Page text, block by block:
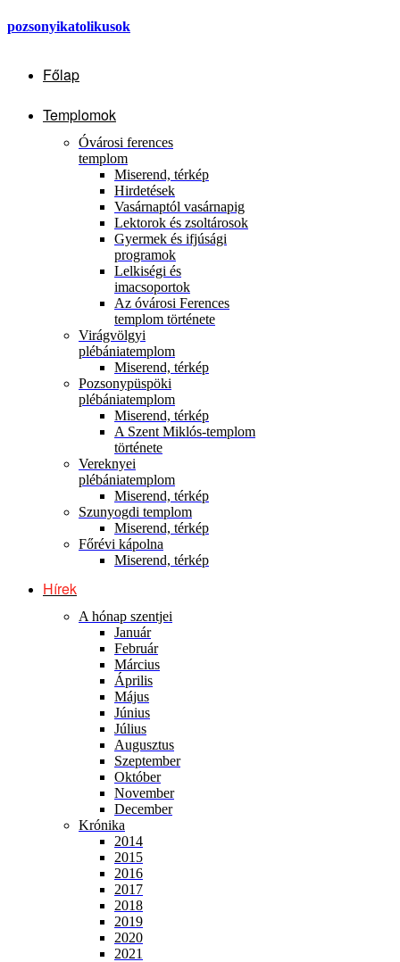
pozsonyikatolikusok
Főlap
Templomok
Óvárosi ferences
templom
Miserend, térkép
Hirdetések
Vasárnaptól vasárnapig
Lektorok és zsoltárosok
Gyermek és ifjúsági
programok
Lelkiségi és
imacsoportok
Az óvárosi Ferences
templom története
Virágvölgyi
plébániatemplom
Miserend, térkép
Pozsonypüspöki
plébániatemplom
Miserend, térkép
A Szent Miklós-templom
története
Vereknyei
plébániatemplom
Miserend, térkép
Szunyogdi templom
Miserend, térkép
Főrévi kápolna
Miserend, térkép
Hírek
A hónap szentjei
Január
Február
Március
Április
Május
Június
Július
Augusztus
Szeptember
Október
November
December
Krónika
2014
2015
2016
2017
2018
2019
2020
2021